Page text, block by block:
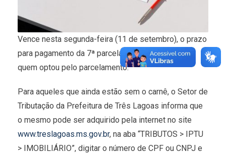
Vence nesta segunda-feira (11 de setembro), o prazo
para pagamento da 7ª parcela do IPTU 2023 para
quem optou pelo parcelamento.
Para aqueles que ainda estão sem o carnê, o Setor de
Tributação da Prefeitura de Três Lagoas informa que
o mesmo pode ser adquirido pela internet no site
www.treslagoas.ms.gov.br, na aba “TRIBUTOS > IPTU
> IMOBILIÁRIO”, digitar o número de CPF ou CNPJ e